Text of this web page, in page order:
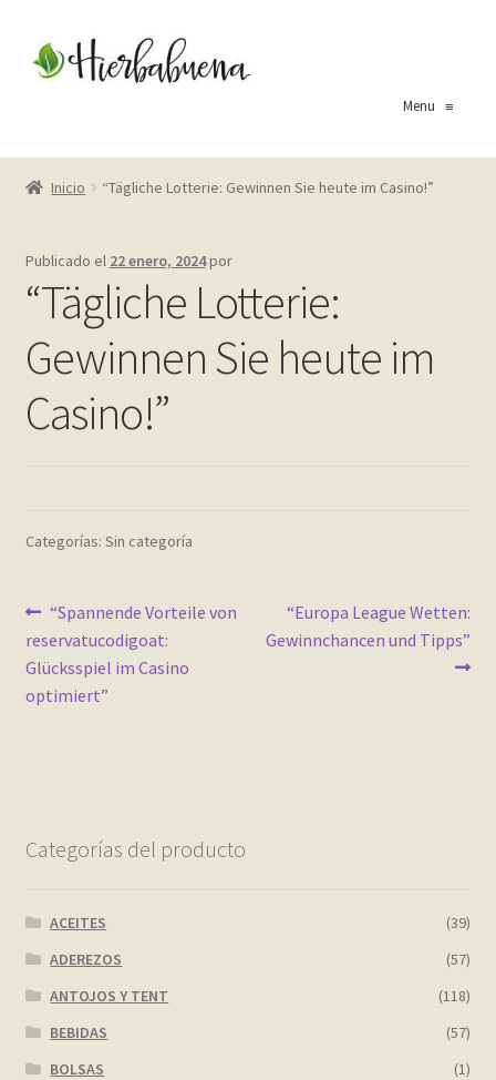
aal
Menu≡
Inicio
Cart
Frequently Questions
Home shop 2 – restaurant
home_
inicio
My account
Inicio “Tägliche Lotterie: Gewinnen Sie heute im Casino!”
Publicado el 22 enero, 2024por
“Tägliche Lotterie:
Gewinnen Sie heute im
Casino!”
Categorías: Sin categoría
Navegación
de
entradas
Anterior:
“Spannende Vorteile von
reservatucodigoat:
Glücksspiel im Casino
optimiert”
Siguiente:
“Europa League Wetten:
Gewinnchancen und Tipps”
Categorías del producto
ACEITES
(39)
ADEREZOS
(57)
ANTOJOS Y TENT
(118)
BEBIDAS
(57)
BOLSAS
(1)